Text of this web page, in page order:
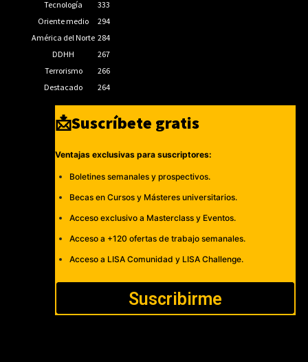
Tecnología
333
Oriente medio
294
América del Norte 284
DDHH
267
Terrorismo
266
Destacado
264
📩Suscríbete gratis
Ventajas exclusivas para suscriptores:
Boletines semanales y prospectivos.
Becas en Cursos y Másteres universitarios.
Acceso exclusivo a Masterclass y Eventos.
Acceso a +120 ofertas de trabajo semanales.
Acceso a LISA Comunidad y LISA Challenge.
Suscribirme